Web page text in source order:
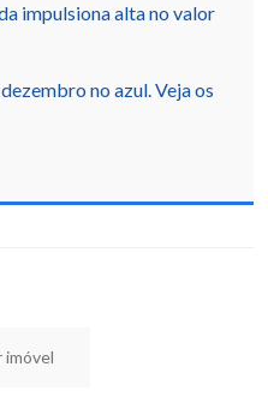
impulsiona alta no valor
no azul. Veja os
imóvel